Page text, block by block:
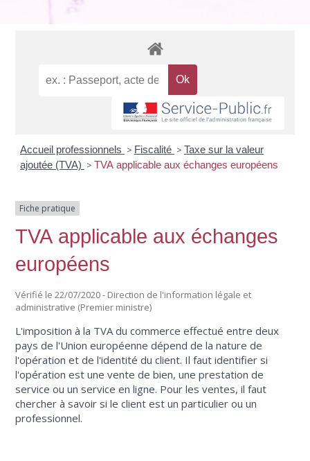
Accueil professionnels > Fiscalité > Taxe sur la valeur
ajoutée (TVA) > TVA applicable aux échanges européens
Fiche pratique
TVA applicable aux échanges
européens
Vérifié le 22/07/2020 - Direction de l'information légale et
administrative (Premier ministre)
L'imposition à la TVA du commerce effectué entre deux
pays de l'Union européenne dépend de la nature de
l'opération et de l'identité du client. Il faut identifier si
l'opération est une vente de bien, une prestation de
service ou un service en ligne. Pour les ventes, il faut
chercher à savoir si le client est un particulier ou un
professionnel.